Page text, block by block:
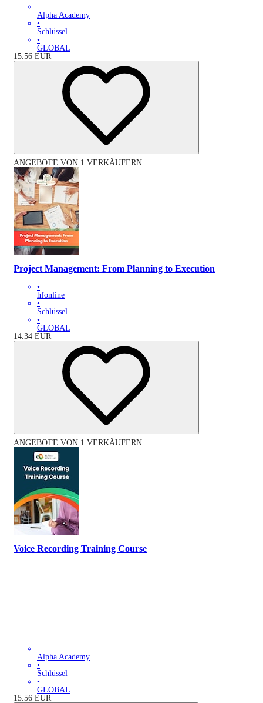
Alpha Academy
•
Schlüssel
•
GLOBAL
15.56 EUR
ANGEBOTE VON 1 VERKÄUFERN
Project Management: From Planning to Execution
•
hfonline
•
Schlüssel
•
GLOBAL
14.34 EUR
ANGEBOTE VON 1 VERKÄUFERN
Voice Recording Training Course
Alpha Academy
•
Schlüssel
•
GLOBAL
15.56 EUR